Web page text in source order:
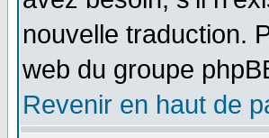
nouvelle traduction.
web du groupe
Revenir en haut de